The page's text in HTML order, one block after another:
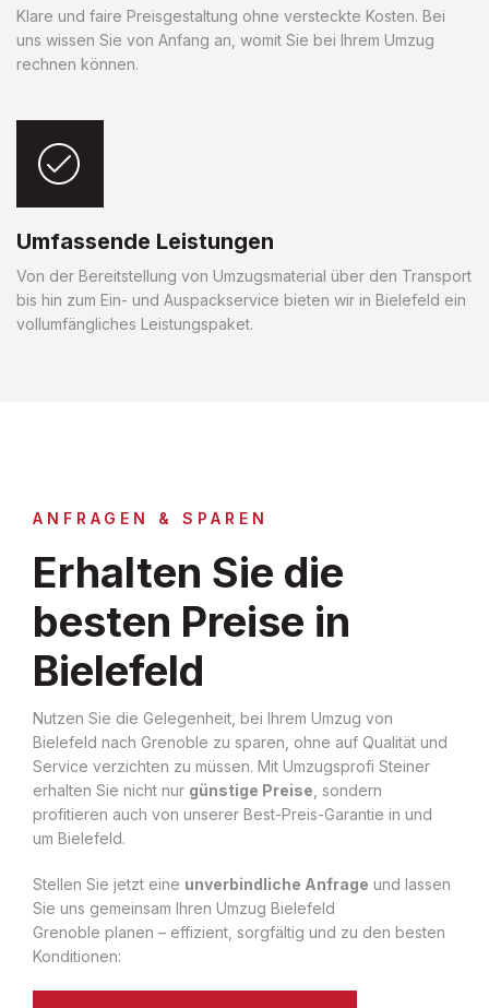
Klare und faire Preisgestaltung ohne versteckte Kosten. Bei
uns wissen Sie von Anfang an, womit Sie bei Ihrem Umzug
rechnen können.
Umfassende Leistungen
Von der Bereitstellung von Umzugsmaterial über den Transport
bis hin zum Ein- und Auspackservice bieten wir in Bielefeld ein
vollumfängliches Leistungspaket.
ANFRAGEN & SPAREN
Erhalten Sie die
besten Preise in
Bielefeld
Nutzen Sie die Gelegenheit, bei Ihrem Umzug von
Bielefeld nach Grenoble zu sparen, ohne auf Qualität und
Service verzichten zu müssen. Mit Umzugsprofi Steiner
erhalten Sie nicht nur günstige Preise , sondern
profitieren auch von unserer Best-Preis-Garantie in und
um Bielefeld.
Stellen Sie jetzt eine unverbindliche Anfrage und lassen
Sie uns gemeinsam Ihren Umzug Bielefeld
Grenoble planen – effizient, sorgfältig und zu den besten
Konditionen: